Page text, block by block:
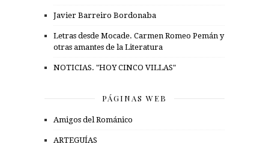
Javier Barreiro Bordonaba
Letras desde Mocade. Carmen Romeo Pemán y
otras amantes de la Literatura
NOTICIAS. "HOY CINCO VILLAS"
PÁGINAS WEB
Amigos del Románico
ARTEGUÍAS